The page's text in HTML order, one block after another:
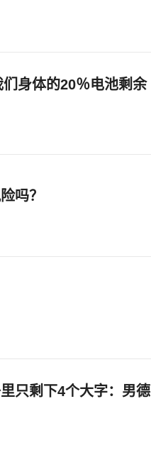
身体的20％电池剩余
吗？
只剩下4个大字：男德